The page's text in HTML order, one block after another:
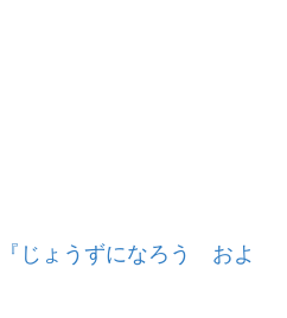
『じょうずになろう およ